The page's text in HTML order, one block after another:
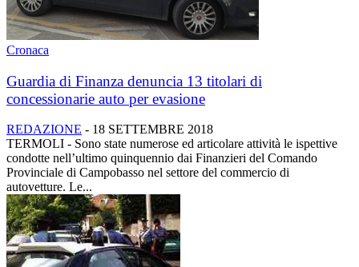
Cronaca
Guardia di Finanza denuncia 13 titolari di
concessionarie auto per evasione
REDAZIONE - 18 SETTEMBRE 2018
TERMOLI - Sono state numerose ed articolare attività le ispettive
condotte nell’ultimo quinquennio dai Finanzieri del Comando
Provinciale di Campobasso nel settore del commercio di
autovetture. Le...